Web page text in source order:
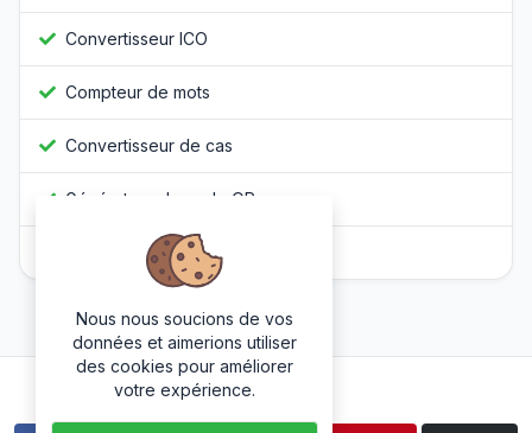
Convertisseur ICO
Compteur de mots
Convertisseur de cas
Générateur de code QR
Obfuscateur Javascript
Suivez-nous
Nous nous soucions de vos
données et aimerions utiliser
des cookies pour améliorer
votre expérience.